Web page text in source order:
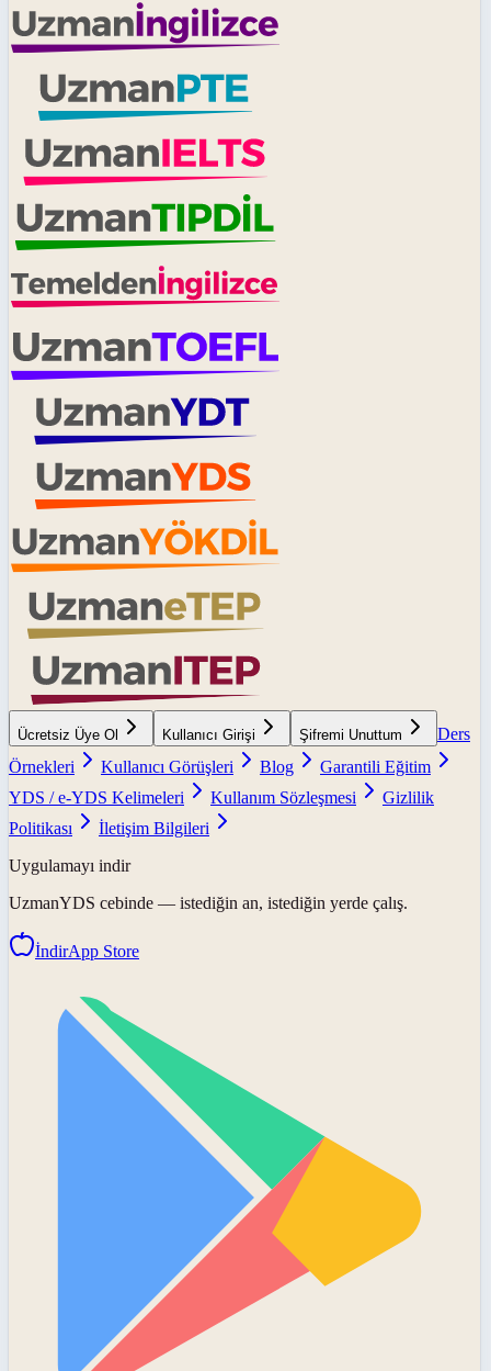
Ücretsiz Üye Ol Kullanıcı Girişi Şifremi Unuttum
Ders
Örnekleri
Kullanıcı Görüşleri Blog
Garantili Eğitim
YDS / e-YDS Kelimeleri
Kullanım Sözleşmesi
Gizlilik
Politikası
İletişim Bilgileri
Uygulamayı indir
UzmanYDS cebinde — istediğin an, istediğin yerde çalış.
İndirApp Store